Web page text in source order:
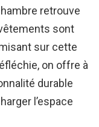
retrouve
sont
sur cette
on offre à
durable
l’espace